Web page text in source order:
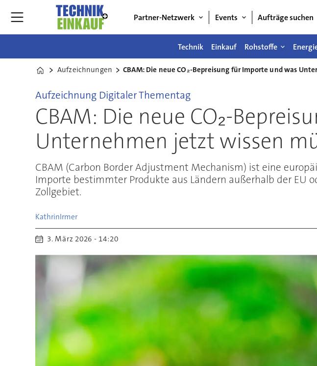
Partner-Netzwerk Events Aufträge suchen
Technik Einkauf Rohstoffe
Home
Aufzeichnungen CBAM: Die neue CO₂-Bepreisung für Importe und was
Aufzeichnung Digitaler Thementag
CBAM: Die neue CO₂-
Unternehmen jetzt wissen
CBAM (Carbon Border Adjustment Mechanism) ist eine
Importe bestimmter Produkte aus Ländern außerhalb der EU
Zollgebiet.
KathrinIrmer
3. März 2026 - 14:20